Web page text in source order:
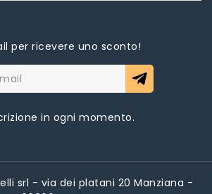
per ricevere uno sconto!
in ogni momento.
srl - via dei platani 20 Manziana -